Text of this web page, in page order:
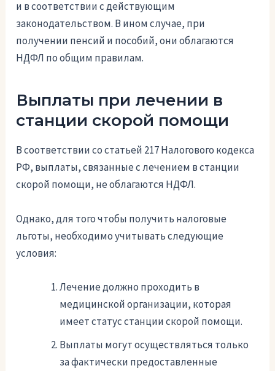
и в соответствии с действующим
законодательством. В ином случае, при
получении пенсий и пособий, они облагаются
НДФЛ по общим правилам.
Выплаты при лечении в
станции скорой помощи
В соответствии со статьей 217 Налогового кодекса
РФ, выплаты, связанные с лечением в станции
скорой помощи, не облагаются НДФЛ.
Однако, для того чтобы получить налоговые
льготы, необходимо учитывать следующие
условия:
Лечение должно проходить в
медицинской организации, которая
имеет статус станции скорой помощи.
Выплаты могут осуществляться только
за фактически предоставленные